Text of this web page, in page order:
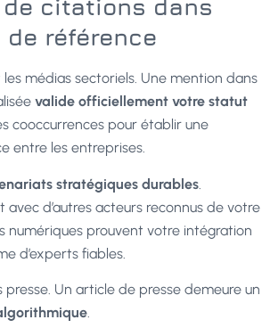
citations dans
référence
médias sectoriels. Une mention dans
valide officiellement votre statut
cooccurrences pour établir une
entre les entreprises.
stratégiques durables
d’autres acteurs reconnus de votre
numériques prouvent votre intégration
d’experts fiables.
presse. Un article de presse demeure un
.